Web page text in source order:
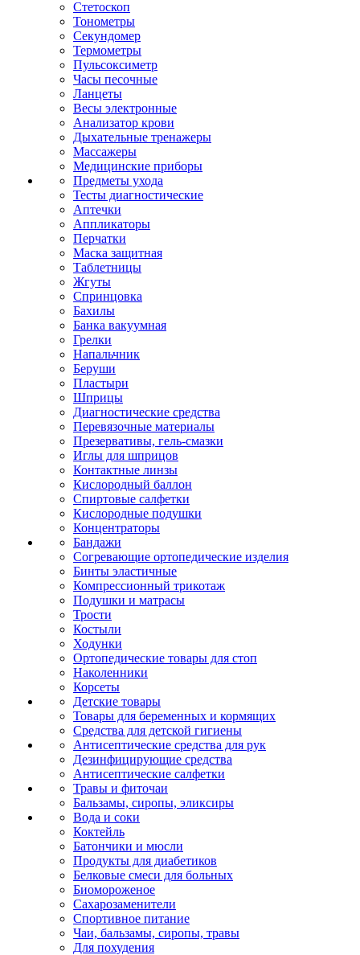
Стетоскоп
Тонометры
Секундомер
Термометры
Пульсоксиметр
Часы песочные
Ланцеты
Весы электронные
Анализатор крови
Дыхательные тренажеры
Массажеры
Медицинские приборы
Предметы ухода
Тесты диагностические
Аптечки
Аппликаторы
Перчатки
Маска защитная
Таблетницы
Жгуты
Спринцовка
Бахилы
Банка вакуумная
Грелки
Напальчник
Беруши
Пластыри
Шприцы
Диагностические средства
Перевязочные материалы
Презервативы, гель-смазки
Иглы для шприцов
Контактные линзы
Кислородный баллон
Спиртовые салфетки
Кислородные подушки
Концентраторы
Бандажи
Согревающие ортопедические изделия
Бинты эластичные
Компрессионный трикотаж
Подушки и матрасы
Трости
Костыли
Ходунки
Ортопедические товары для стоп
Наколенники
Корсеты
Детские товары
Товары для беременных и кормящих
Средства для детской гигиены
Антисептические средства для рук
Дезинфицирующие средства
Антисептические салфетки
Травы и фиточаи
Бальзамы, сиропы, эликсиры
Вода и соки
Коктейль
Батончики и мюсли
Продукты для диабетиков
Белковые смеси для больных
Биомороженое
Сахарозаменители
Спортивное питание
Чаи, бальзамы, сиропы, травы
Для похудения